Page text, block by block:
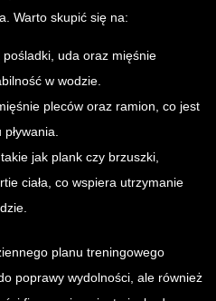
Warto skupić się na:
uda oraz mięśnie
w wodzie.
pleców oraz ramion, co jest
jak plank czy brzuszki,
ciała, co wspiera utrzymanie
planu treningowego
poprawy wydolności, ale również